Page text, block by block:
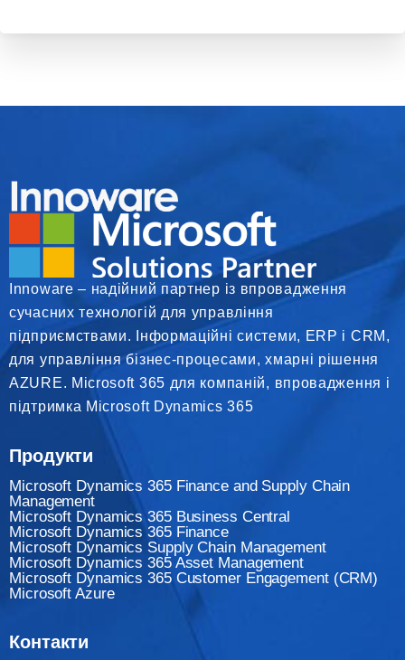
Innoware – надійний партнер із впровадження
сучасних технологій для управління
підприємствами. Інформаційні системи, ERP і CRM,
для управління бізнес-процесами, хмарні рішення
AZURE. Microsoft 365 для компаній, впровадження і
підтримка Microsoft Dynamics 365
Продукти
Microsoft Dynamics 365 Finance and Supply Chain
Management
Microsoft Dynamics 365 Business Central
Microsoft Dynamics 365 Finance
Мicrosoft Dynamics Supply Chain Management
Microsoft Dynamics 365 Asset Management
Microsoft Dynamics 365 Customer Engagement (CRM)
Microsoft Azure
Контакти